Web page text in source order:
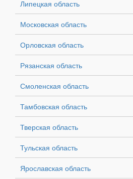
Липецкая область
Московская область
Орловская область
Рязанская область
Смоленская область
Тамбовская область
Тверская область
Тульская область
Ярославская область